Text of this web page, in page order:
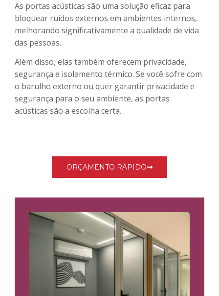
As portas acústicas são uma solução eficaz para
bloquear ruídos externos em ambientes internos,
melhorando significativamente a qualidade de vida
das pessoas.
Além disso, elas também oferecem privacidade,
segurança e isolamento térmico. Se você sofre com
o barulho externo ou quer garantir privacidade e
segurança para o seu ambiente, as portas
acústicas são a escolha certa.
ORÇAMENTO RÁPIDO